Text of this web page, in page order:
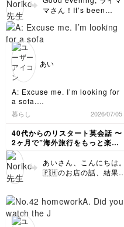
いですね👍Why are
you…の反応の
Because…ですが、直後
にofを入れて、Because
とすればいいと思いま
ったこと、私も知りませ
んでした。日本の資本、
技術提供がチュニジアの
繁栄と発展を支えている
のですね。日本人として
誇りに感じます☺️チュニ
ジアにますます興味を持
visit there some day!
🧑🏻Oh, This one is too large.
👩🏻‍🦰That's too bad.
🧑🏻Thank you for showing
me the way.
チェックをお願いいたします。
案内された商品が意にそぐわな
い時と伝えた時、店員さんの
「それは残念です」の回答は
『That's too bad.』でいいので
しょうか？
小洒落た食器棚が欲しくて、ワ
クワクしながら初めてIKEAに行
った時の思い出。サイズがマッ
チしていなくて購入を断念。隣
の県（私の地元にはIKEAは無く
て）まで高速に乗り行ったの
で、手ぶらで帰るのも…と思
い、買ったものがこの果物ナイ
マさん！It’s been
days. How have you
been? IKEAブランドの
すね✨Do you still use
this? 実際にサイズがマ
あるなんてー会話の内容
と一致していてビックリ
です。それから隣りの県
まで行かれたIKEA愛、
すごいです🙌 課題もい
いですよ👍ご質問につい
ては…背景にはすぐにお
客のニーズに応えられな
くても紹介し続ければそ
のうち見つかるというポ
かも知れませんが、実際
に使われるのはI see.
/No problem./ Sure. と
あい
A: Excuse me. I’m looking for
a sofa.
B: It’s in the area #3.
A: Thank you.
A: Excuse me. I’m looking for
a sofa for my living room.
C: I see. Do you have a size
in mind?
A: Yes. I want a small one
just for two people.
C: Okay. How about this?
This is very popular among
young girls like you.
A: It’s so cute. I’ll take it.
暮らし 2026/07/05
40代からのリスタート英会話 〜
2ヶ月で”海外旅行をもっと楽し
める私"になる〜
あいさん、こんにちは。
🇵🇭のお店の話、結果
ュニケーションの道具と
して言語は重要ですが、